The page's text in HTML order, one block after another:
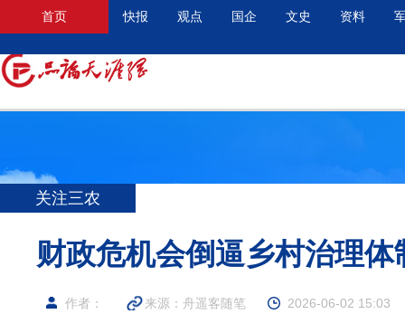
首页 快报 观点 国企 文史 资料
关注三农
财政危机会倒逼乡村治理体
作者： 来源：舟遥客随笔 2026-06-02 15:03